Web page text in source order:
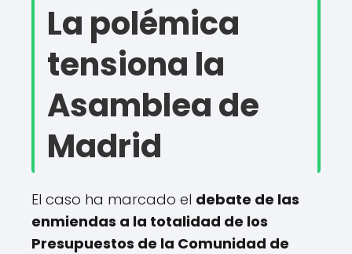
La polémica
tensiona la
Asamblea de
Madrid
El caso ha marcado el debate de las
enmiendas a la totalidad de los
Presupuestos de la Comunidad de